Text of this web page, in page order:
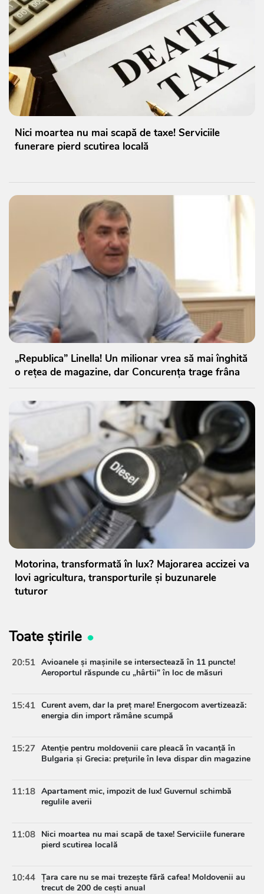
Nici moartea nu mai scapă de taxe! Serviciile
funerare pierd scutirea locală
„Republica” Linella! Un milionar vrea să mai înghită
o rețea de magazine, dar Concurența trage frâna
Motorina, transformată în lux? Majorarea accizei va
lovi agricultura, transporturile și buzunarele
tuturor
Toate știrile
20:51 Avioanele și mașinile se intersectează în 11 puncte!
Aeroportul răspunde cu „hârtii” în loc de măsuri
15:41 Curent avem, dar la preț mare! Energocom avertizează:
energia din import rămâne scumpă
15:27 Atenție pentru moldovenii care pleacă în vacanță în
Bulgaria și Grecia: prețurile în leva dispar din magazine
11:18 Apartament mic, impozit de lux! Guvernul schimbă
regulile averii
11:08 Nici moartea nu mai scapă de taxe! Serviciile funerare
pierd scutirea locală
10:44 Țara care nu se mai trezește fără cafea! Moldovenii au
trecut de 200 de cești anual